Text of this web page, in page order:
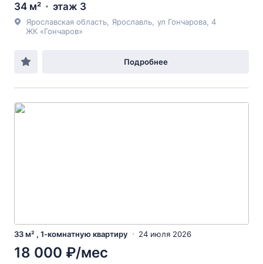
34 м² этаж 3
Ярославская область Ярославль ул Гончарова , 4
ЖК «Гончаров»
Подробнее
33 м² , 1-комнатную квартиру 24 июля 2026
18 000 ₽/мес